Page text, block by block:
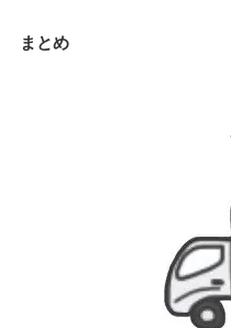
まとめ